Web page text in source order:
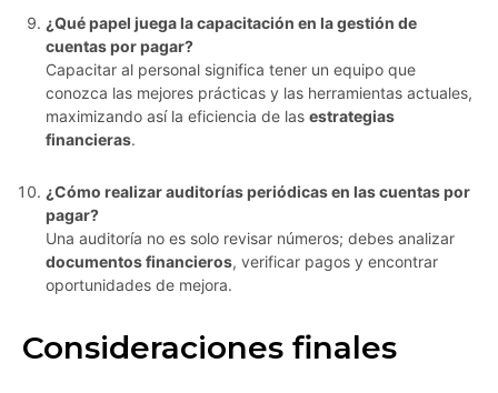
¿Qué papel juega la capacitación en la gestión de
cuentas por pagar?
Capacitar al personal significa tener un equipo que
conozca las mejores prácticas y las herramientas actuales,
maximizando así la eficiencia de las estrategias
financieras.
¿Cómo realizar auditorías periódicas en las cuentas por
pagar?
Una auditoría no es solo revisar números; debes analizar
documentos financieros, verificar pagos y encontrar
oportunidades de mejora.
Consideraciones finales